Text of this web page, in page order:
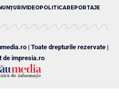
VIDEOPOLITICAREPORTAJE
| Toate drepturile rezervate |
de impresia.ro